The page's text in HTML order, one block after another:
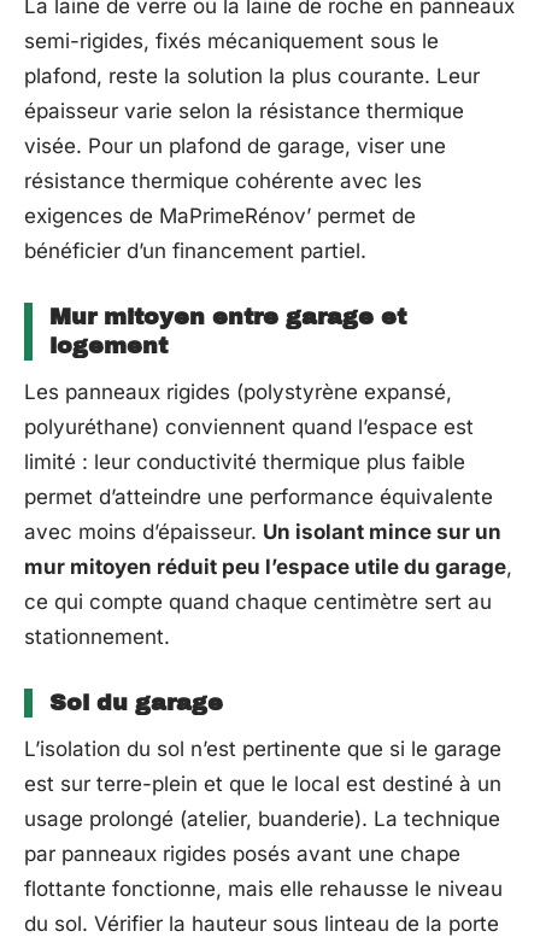
La laine de verre ou la laine de roche en panneaux
semi-rigides, fixés mécaniquement sous le
plafond, reste la solution la plus courante. Leur
épaisseur varie selon la résistance thermique
visée. Pour un plafond de garage, viser une
résistance thermique cohérente avec les
exigences de MaPrimeRénov’ permet de
bénéficier d’un financement partiel.
Mur mitoyen entre garage et
logement
Les panneaux rigides (polystyrène expansé,
polyuréthane) conviennent quand l’espace est
limité : leur conductivité thermique plus faible
permet d’atteindre une performance équivalente
avec moins d’épaisseur. Un isolant mince sur un
mur mitoyen réduit peu l’espace utile du garage,
ce qui compte quand chaque centimètre sert au
stationnement.
Sol du garage
L’isolation du sol n’est pertinente que si le garage
est sur terre-plein et que le local est destiné à un
usage prolongé (atelier, buanderie). La technique
par panneaux rigides posés avant une chape
flottante fonctionne, mais elle rehausse le niveau
du sol. Vérifier la hauteur sous linteau de la porte